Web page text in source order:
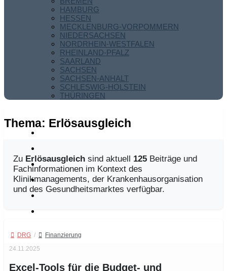
HAMBURG
HESSEN
MECKLENBURG-VORPOMMERN
NIEDERSACHSEN
NORDRHEIN-WESTFALEN
RHEINLAND-PFALZ
SAARLAND
SACHSEN
SACHSEN-ANHALT
SCHLESWIG-HOLSTEIN
THÜRINGEN
Thema: Erlösausgleich
Zu Erlösausgleich sind aktuell 125 Beiträge und
Fachinformationen im Kontext des
Klinikmanagements, der Krankenhausorganisation
und des Gesundheitsmarktes verfügbar.
DRG /
Finanzierung
24.11.2025
Excel-Tools für die Budget- und